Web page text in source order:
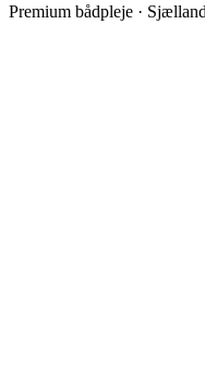
Premium bådpleje · Sjælland